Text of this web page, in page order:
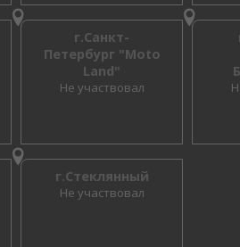
г.Санкт-
Петербург "Moto
Land"
Не участвовал
г.Стеклянный
Не участвовал